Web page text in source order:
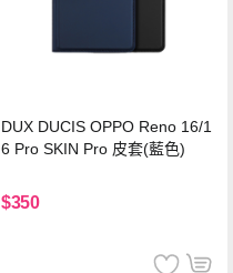
DUX DUCIS OPPO Reno 16/1
6 Pro SKIN Pro 皮套(藍色)
$350